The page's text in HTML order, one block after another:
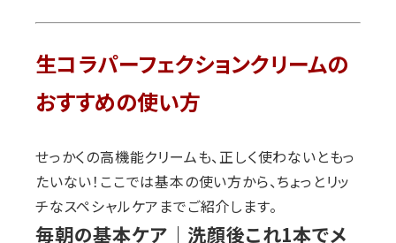
生コラパーフェクションクリームの
おすすめの使い方
せっかくの高機能クリームも、正しく使わないともっ
たいない！ここでは基本の使い方から、ちょっとリッ
チなスペシャルケアまでご紹介します。
毎朝の基本ケア｜洗顔後これ1本でメ